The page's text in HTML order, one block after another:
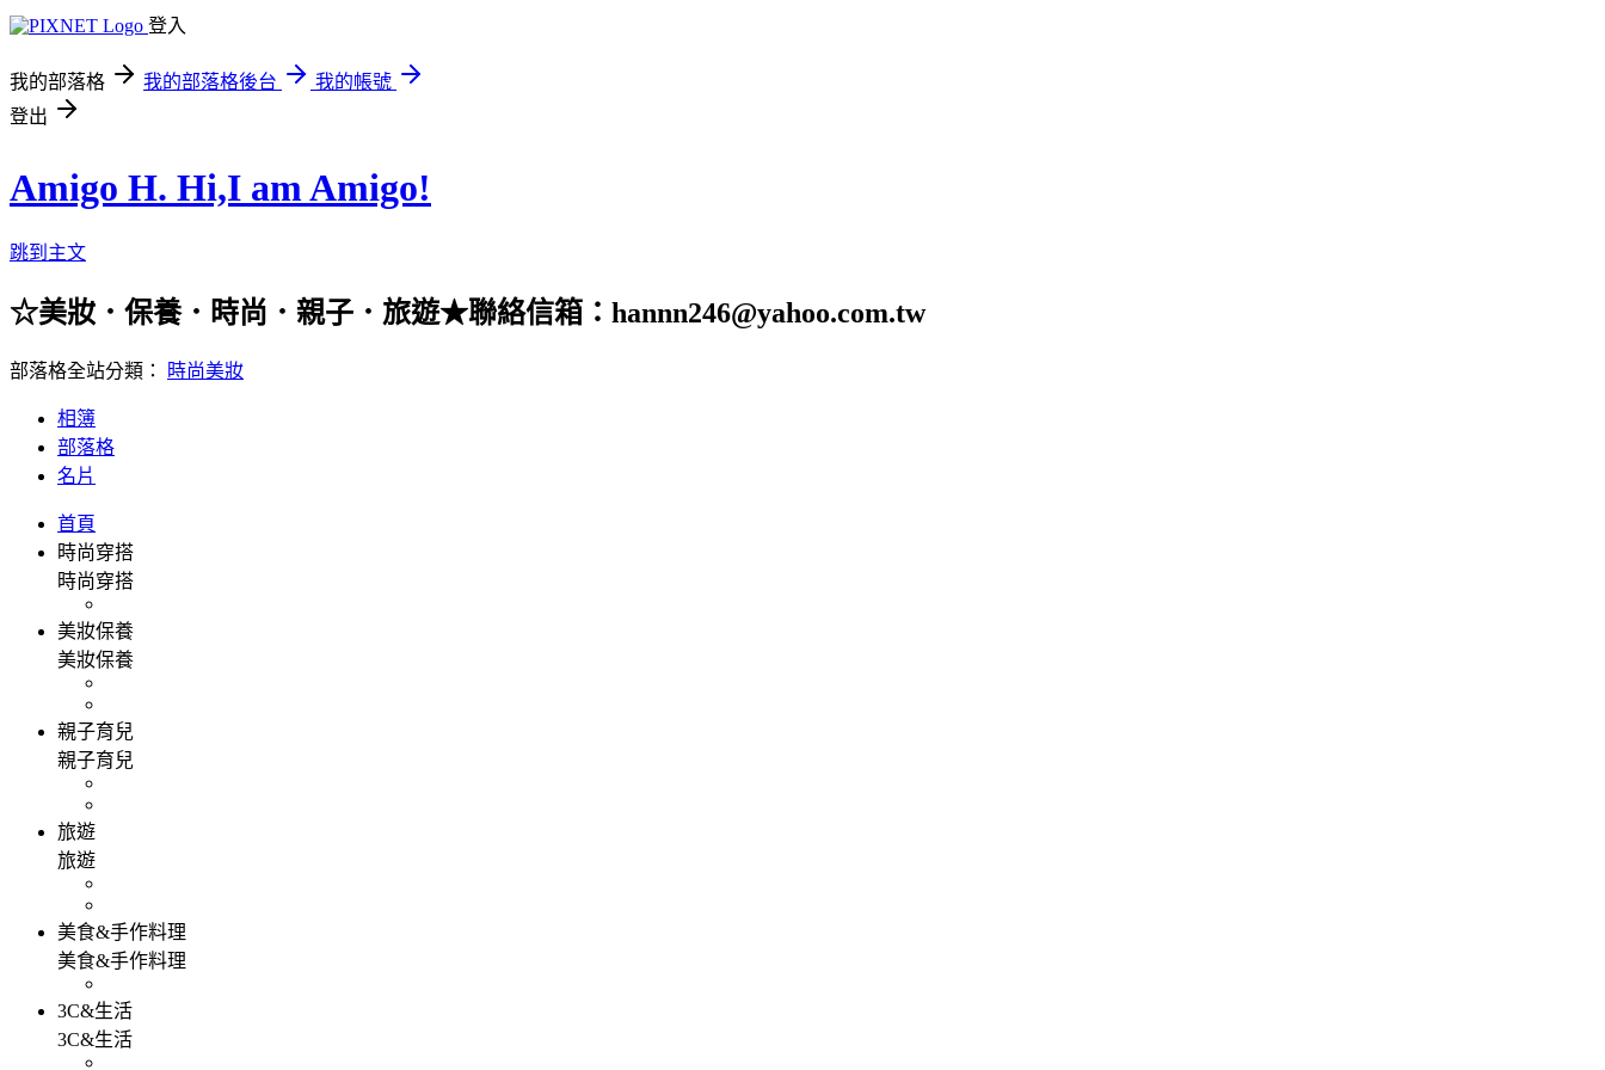
登入
我的部落格 我的部落格後台
我的帳號
登出
Amigo H. Hi,I am Amigo!
跳到主文
☆美妝．保養．時尚．親子．旅遊★聯絡信箱：hannn246@yahoo.com.tw
部落格全站分類： 時尚美妝
相簿
部落格
名片
首頁
時尚穿搭
時尚穿搭
美妝保養
美妝保養
親子育兒
親子育兒
旅遊
旅遊
美食&手作料理
美食&手作料理
3C&生活
3C&生活